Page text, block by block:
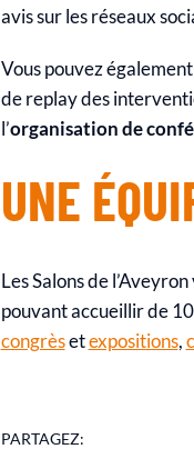
avis sur les réseaux
Vous pouvez
de replay des
l’organisation de
UNE
Les Salons de
pouvant accueillir de
congrèsetexpositions,
PARTAGEZ: